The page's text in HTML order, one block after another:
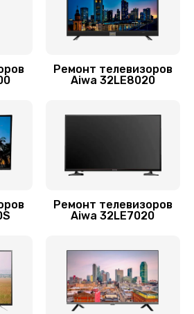
1000 руб.
модуля Wi-Fi
1000 руб.
Заказать
материнской платы
Заказать
лампы подсветки
Ремонт телевизоров
Aiwa 32LE8020
Ремонт телевизоров
Aiwa 32LE7020